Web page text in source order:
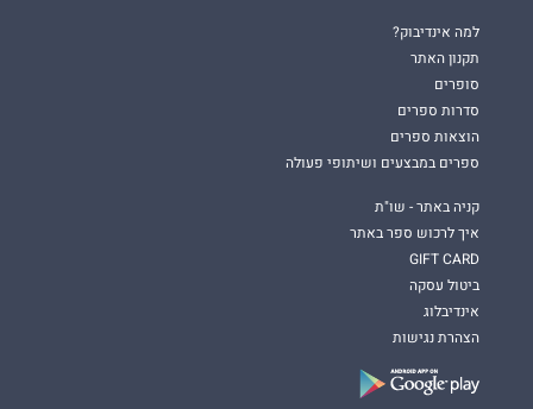
למה אינדיבוק?
תקנון האתר
סופרים
סדרות ספרים
הוצאות ספרים
ספרים במבצעים ושיתופי פעולה
קניה באתר - שו"ת
איך לרכוש ספר באתר
GIFT CARD
ביטול עסקה
אינדיבלוג
הצהרת נגישות